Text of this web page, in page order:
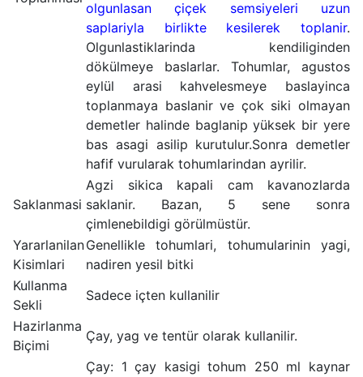
olgunlasan çiçek semsiyeleri uzun
saplariyla birlikte kesilerek toplanir.
Olgunlastiklarinda kendiliginden
dökülmeye baslarlar. Tohumlar, agustos
eylül arasi kahvelesmeye baslayinca
toplanmaya baslanir ve çok siki olmayan
demetler halinde baglanip yüksek bir yere
bas asagi asilip kurutulur.Sonra demetler
hafif vurularak tohumlarindan ayrilir.
Saklanmasi
Agzi sikica kapali cam kavanozlarda
saklanir. Bazan, 5 sene sonra
çimlenebildigi görülmüstür.
Yararlanilan
Kisimlari
Genellikle tohumlari, tohumularinin yagi,
nadiren yesil bitki
Kullanma
Sekli
Sadece içten kullanilir
Hazirlanma
Biçimi
Çay, yag ve tentür olarak kullanilir.
Çay: 1 çay kasigi tohum 250 ml kaynar